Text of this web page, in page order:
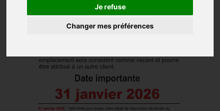
Je refuse
Changer mes préférences